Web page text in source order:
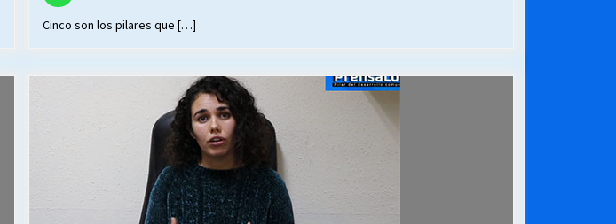
Cinco son los pilares que […]